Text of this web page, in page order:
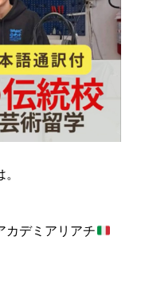
カデミアリアチ